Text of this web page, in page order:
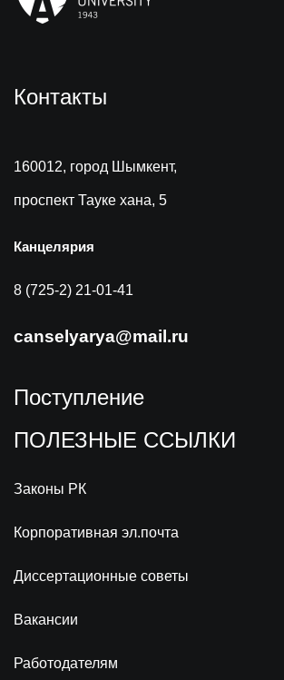
Контакты
160012, город Шымкент,
проспект Тауке хана, 5
Канцелярия
8 (725-2) 21-01-41
canselyarya@mail.ru
Поступление
ПОЛЕЗНЫЕ ССЫЛКИ
Законы РК
Корпоративная эл.почта
Диссертационные советы
Вакансии
Работодателям